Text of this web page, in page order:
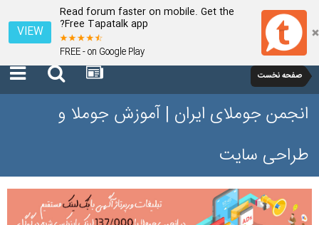
Read forum faster on mobile. Get the
Free Tapatalk app?
FREE - on Google Play
VIEW
صفحه نخست
انجمن جوملای ایران | آموزش جوملا و
طراحی سایت